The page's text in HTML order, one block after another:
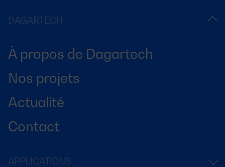
DAGARTECH
À propos de Dagartech
Nos projets
Actualité
Contact
APPLICATIONS